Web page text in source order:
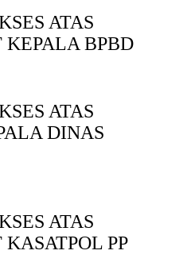
ATAS
BPBD
ATAS
DINAS
ATAS
PP